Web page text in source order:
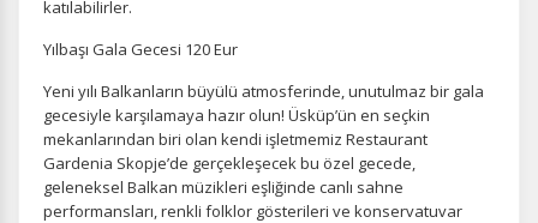
katılabilirler.
Yılbaşı Gala Gecesi 120 Eur
Yeni yılı Balkanların büyülü atmosferinde, unutulmaz bir gala
gecesiyle karşılamaya hazır olun! Üsküp’ün en seçkin
mekanlarından biri olan kendi işletmemiz Restaurant
Gardenia Skopje’de gerçekleşecek bu özel gecede,
geleneksel Balkan müzikleri eşliğinde canlı sahne
performansları, renkli folklor gösterileri ve konservatuvar